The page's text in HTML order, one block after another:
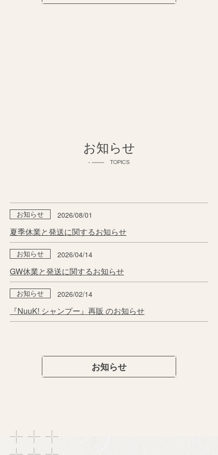
お知らせ
TOPICS
お知らせ 2026/08/01
夏季休業と発送に関するお知らせ
お知らせ 2026/04/14
GW休業と発送に関するお知らせ
お知らせ 2026/02/14
『NuuK! シャンプー』再販 のお知らせ
お知らせ